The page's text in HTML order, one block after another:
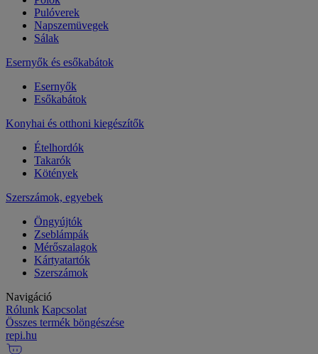
Pulóverek
Napszemüvegek
Sálak
Esernyők és esőkabátok
Esernyők
Esőkabátok
Konyhai és otthoni kiegészítők
Ételhordók
Takarók
Kötények
Szerszámok, egyebek
Öngyújtók
Zseblámpák
Mérőszalagok
Kártyatartók
Szerszámok
Navigáció
Rólunk Kapcsolat
Összes termék böngészése
repi.hu